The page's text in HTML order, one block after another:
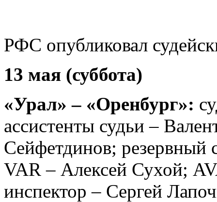
РФС опубликовал
13 мая (суббота)
«Урал» – «Оренбург»:
ассистенты судьи –
Сейфетдинов;
VAR – Алексей Сухой;
инспектор – Сергей